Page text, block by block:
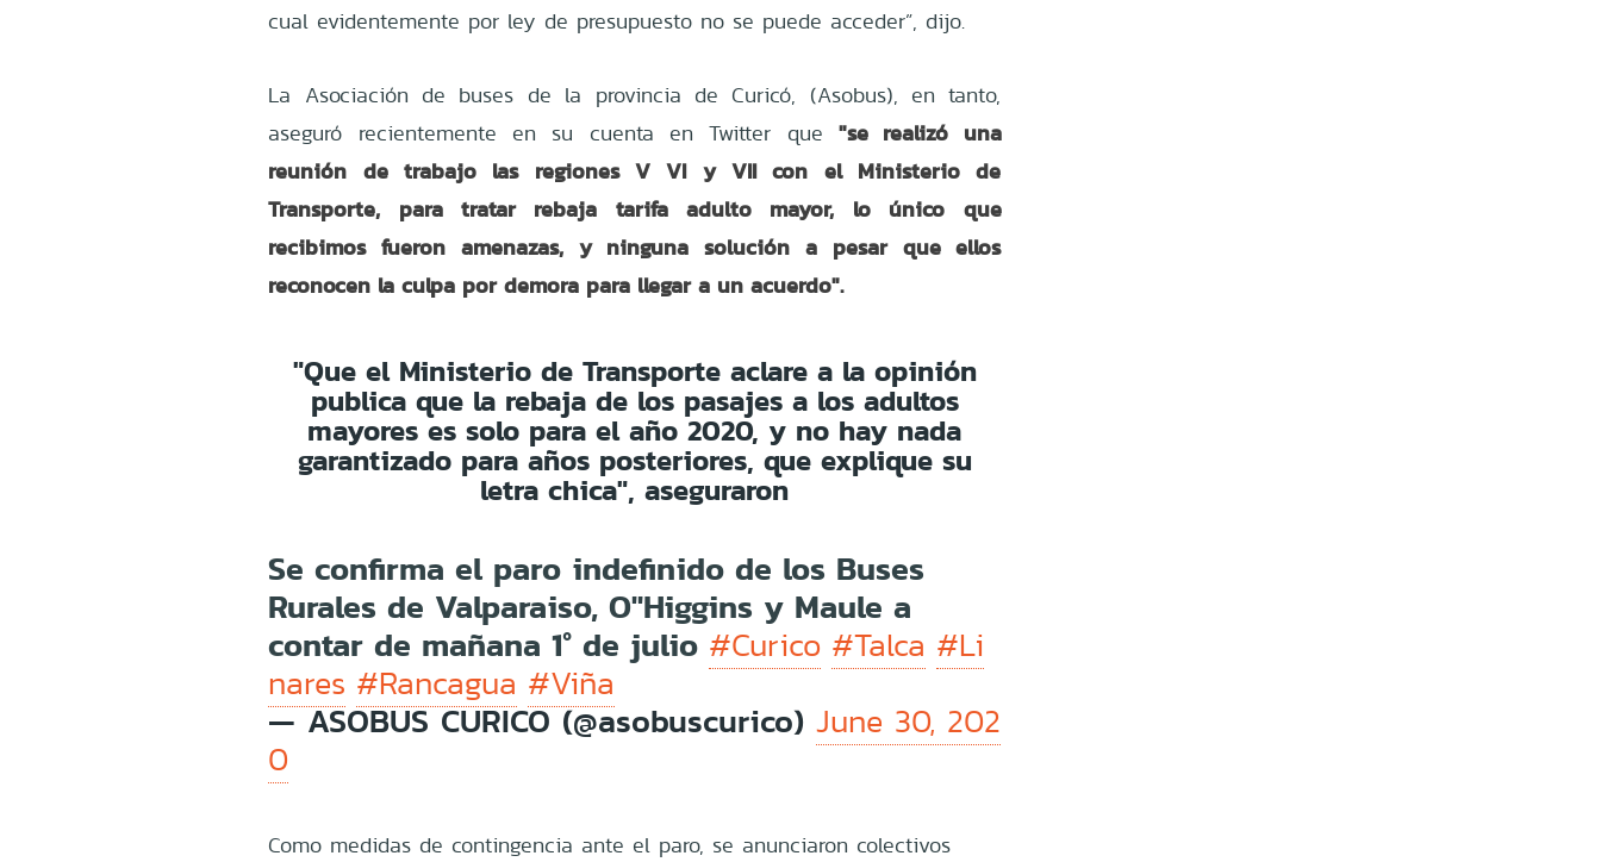
cual evidentemente por ley de presupuesto no se puede acceder”, dijo.
La Asociación de buses de la provincia de Curicó, (Asobus), en tanto,
aseguró recientemente en su cuenta en Twitter que "se realizó una
reunión de trabajo las regiones V VI y VII con el Ministerio de
Transporte, para tratar rebaja tarifa adulto mayor, lo único que
recibimos fueron amenazas, y ninguna solución a pesar que ellos
reconocen la culpa por demora para llegar a un acuerdo".
"Que el Ministerio de Transporte aclare a la opinión
publica que la rebaja de los pasajes a los adultos
mayores es solo para el año 2020, y no hay nada
garantizado para años posteriores, que explique su
letra chica", aseguraron
Se confirma el paro indefinido de los Buses
Rurales de Valparaiso, O"Higgins y Maule a
contar de mañana 1° de julio #Curico #Talca #Li
nares #Rancagua #Viña
— ASOBUS CURICO (@asobuscurico)June 30, 202
0
Como medidas de contingencia ante el paro, se anunciaron colectivos